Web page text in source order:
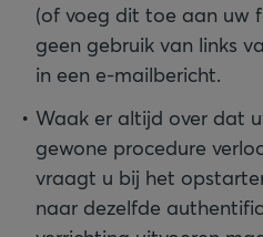
(of voeg dit toe aan uw
geen gebruik van links
in een e-mailbericht.
Waak er altijd over dat
gewone procedure
vraagt u bij het
naar dezelfde